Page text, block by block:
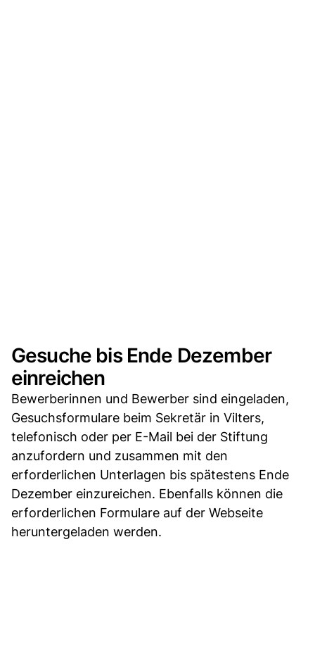
Gesuche bis Ende Dezember
einreichen
Bewerberinnen und Bewerber sind eingeladen,
Gesuchsformulare beim Sekretär in Vilters,
telefonisch oder per E-Mail bei der Stiftung
anzufordern und zusammen mit den
erforderlichen Unterlagen bis spätestens Ende
Dezember einzureichen. Ebenfalls können die
erforderlichen Formulare auf der Webseite
heruntergeladen werden.